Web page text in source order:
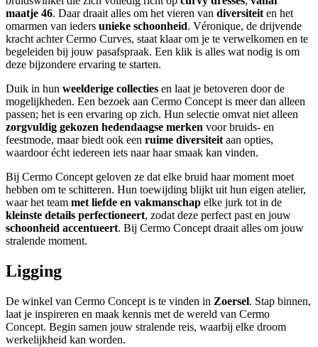
maatje 46. Daar draait alles om het vieren van diversiteit en het
omarmen van ieders unieke schoonheid. Véronique, de drijvende
kracht achter Cermo Curves, staat klaar om je te verwelkomen en te
begeleiden bij jouw pasafspraak. Een klik is alles wat nodig is om
deze bijzondere ervaring te starten.
Duik in hun weelderige collecties en laat je betoveren door de
mogelijkheden. Een bezoek aan Cermo Concept is meer dan alleen
passen; het is een ervaring op zich. Hun selectie omvat niet alleen
zorgvuldig gekozen hedendaagse merken voor bruids- en
feestmode, maar biedt ook een ruime diversiteit aan opties,
waardoor écht iedereen iets naar haar smaak kan vinden.
Bij Cermo Concept geloven ze dat elke bruid haar moment moet
hebben om te schitteren. Hun toewijding blijkt uit hun eigen atelier,
waar het team met liefde en vakmanschap elke jurk tot in de
kleinste details perfectioneert, zodat deze perfect past en jouw
schoonheid accentueert. Bij Cermo Concept draait alles om jouw
stralende moment.
Ligging
De winkel van Cermo Concept is te vinden in Zoersel. Stap binnen,
laat je inspireren en maak kennis met de wereld van Cermo
Concept. Begin samen jouw stralende reis, waarbij elke droom
werkelijkheid kan worden.